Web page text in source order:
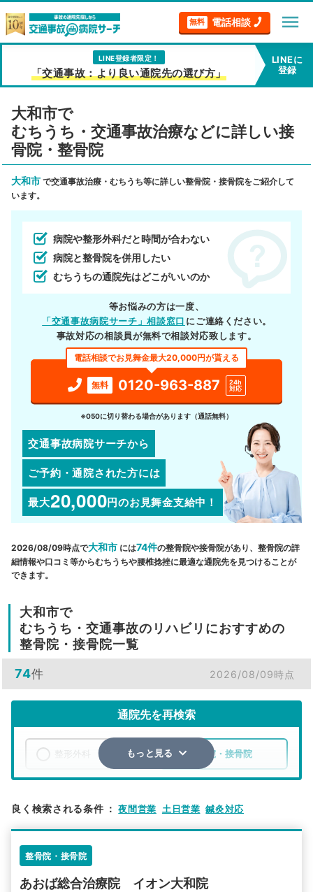
無料 電話相談 menu
LINE登録者限定！
「交通事故：より良い通院先の選び方」
LINEに
登録
大和市で
むちうち・交通事故治療などに詳しい接
骨院・整骨院
大和市 で交通事故治療・むちうち等に詳しい整骨院・接骨院をご紹介して
います。
病院や整形外科だと時間が合わない
病院と整骨院を併用したい
むちうちの通院先はどこがいいのか
等お悩みの方は一度、
「交通事故病院サーチ」相談窓口 にご連絡ください。
事故対応の相談員が無料で相談対応致します。
電話相談でお見舞金最大20,000円が貰える
無料 0120-963-887
24h
対応
※050に切り替わる場合があります（通話無料）
交通事故病院サーチから
ご予約・通院された方には
最大20,000円のお見舞金支給中！
2026/08/09時点で大和市 には74件の整骨院や接骨院があり、整骨院の詳
細情報や口コミ等からむちうちや腰椎捻挫に最適な通院先を見つけることが
できます。
大和市で
むちうち・交通事故のリハビリにおすすめの
整骨院・接骨院一覧
74件 2026/08/09時点
通院先を再検索
整骨院・接骨院
検索する
もっと見る
良く検索される条件 ： 夜間営業 土日営業 鍼灸対応
整骨院・接骨院
あおば総合治療院 イオン大和院